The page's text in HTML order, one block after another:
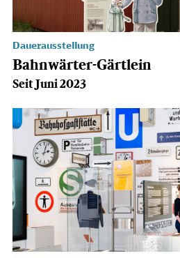
Dauerausstellung
Bahnwärter-Gärtlein
Seit Juni 2023